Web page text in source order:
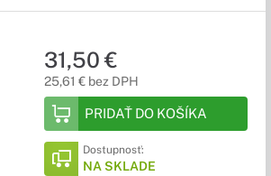
31,50 €
25,61 € bez DPH
PRIDAŤ DO KOŠÍKA
Dostupnosť:
NA SKLADE